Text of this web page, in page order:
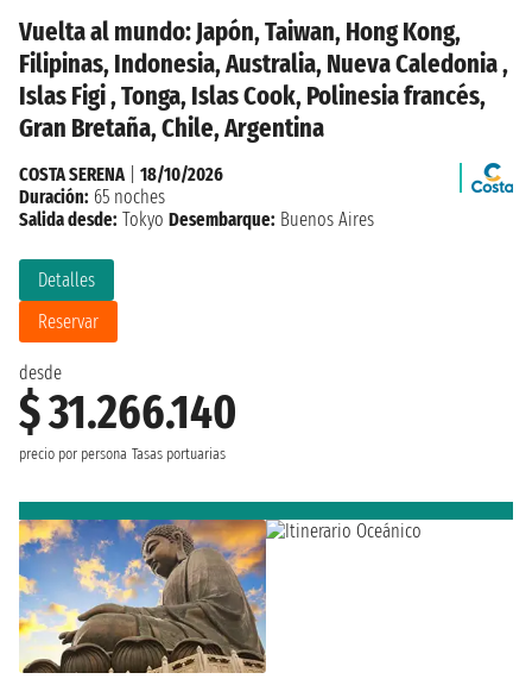
Vuelta al mundo: Japón, Taiwan, Hong Kong,
Filipinas, Indonesia, Australia, Nueva Caledonia ,
Islas Figi , Tonga, Islas Cook, Polinesia francés,
Gran Bretaña, Chile, Argentina
desde
$ 31.266.140
precio por persona Tasas portuarias
Detalles
Reservar
COSTA SERENA| 18/10/2026
Duración: 65 noches
Salida desde: Tokyo Desembarque: Buenos Aires